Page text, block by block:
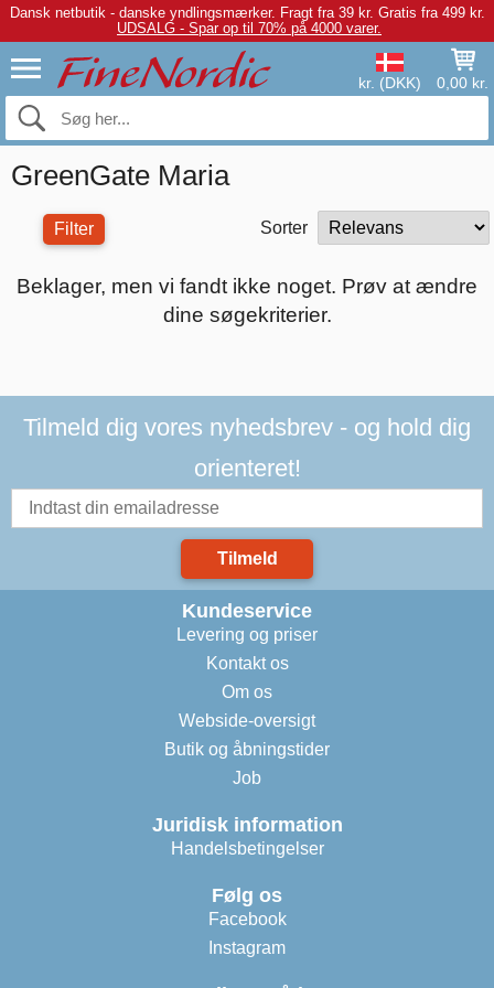
Dansk netbutik - danske yndlingsmærker. Fragt fra 39 kr. Gratis fra 499 kr.
UDSALG - Spar op til 70% på 4000 varer.
kr. (DKK) 0,00 kr.
GreenGate Maria
Filter Sorter
Beklager, men vi fandt ikke noget. Prøv at ændre
dine søgekriterier.
Tilmeld dig vores nyhedsbrev - og hold dig
orienteret!
Tilmeld
Kundeservice
Levering og priser
Kontakt os
Om os
Webside-oversigt
Butik og åbningstider
Job
Juridisk information
Handelsbetingelser
Følg os
Facebook
Instagram